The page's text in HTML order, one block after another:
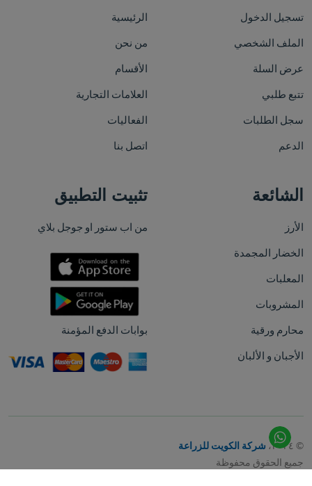
تسجيل الدخول
الملف الشخصي
عرض السلة
تتبع طلبي
سجل الطلبات
الدعم
الرئيسية
من نحن
الأقسام
العلامات التجارية
الفعاليات
اتصل بنا
الشائعة
الأرز
الخضار المجمدة
المعلبات
المشروبات
محارم ورقية
الأجبان و الألبان
تثبيت التطبيق
من اب ستور او جوجل بلاي
بوابات الدفع المؤمنة
© ٢٠٢٤،
شركة الكويت للزراعة
جميع الحقوق محفوظة